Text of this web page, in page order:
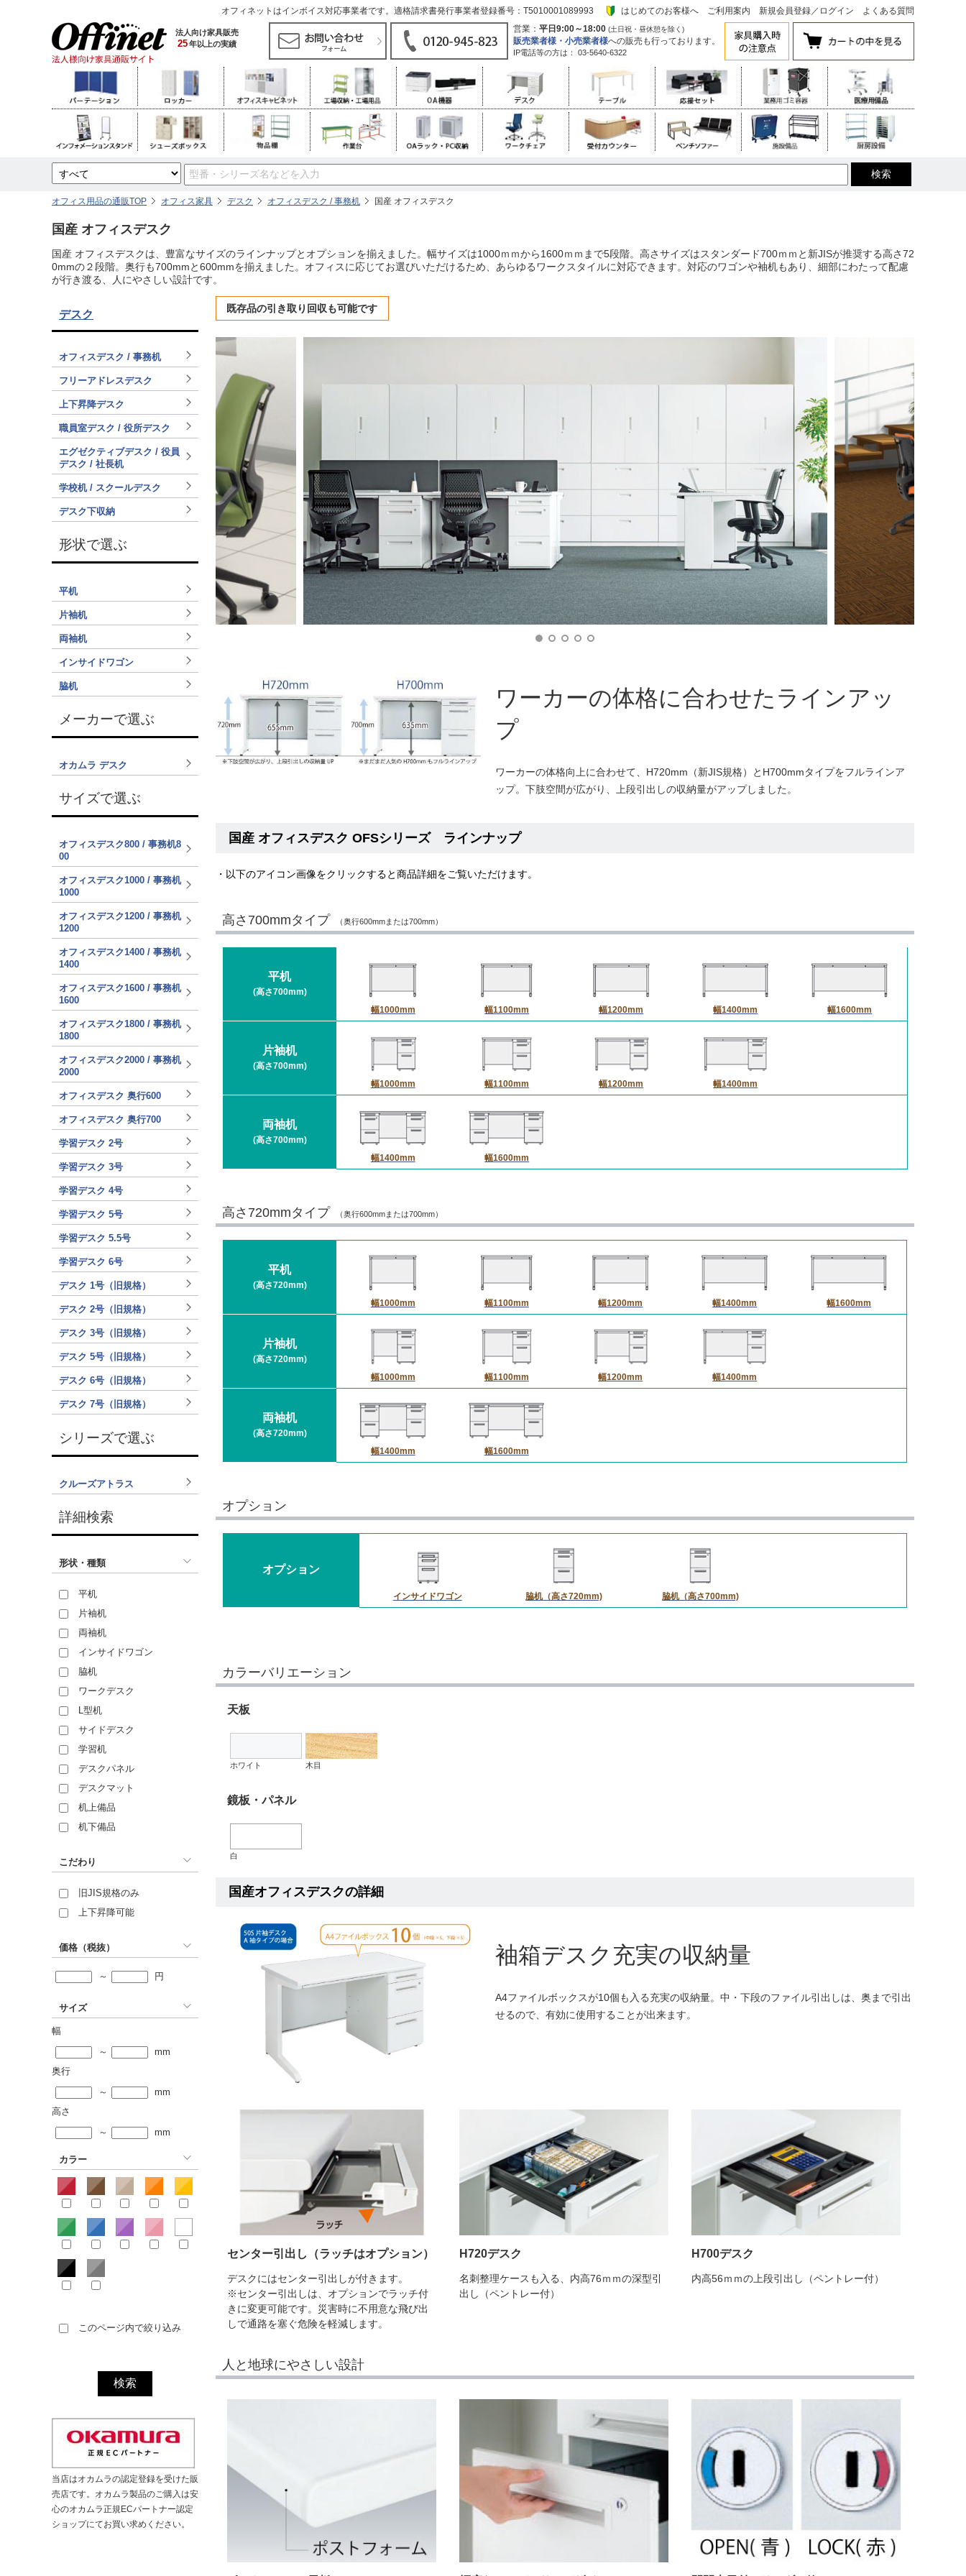
オフィネットはインボイス対応事業者です。適格請求書発行事業者登録番号：T5010001089993 はじめてのお客様へ ご利用案内 新規会員登録／ ログイン よくある質問
法人向け家具販売
25年以上の実績
営業： 平日9:00～18:00 (土日祝・昼休憩を除く)
販売業者様・小売業者様への販売も行っております。
IP電話等の方は： 03-5640-6322
オフィス用品の通販TOP オフィス家具 デスク オフィスデスク / 事務机 国産 オフィスデスク
国産 オフィスデスク
国産 オフィスデスクは、豊富なサイズのラインナップとオプションを揃えました。幅サイズは1000ｍｍから1600ｍｍまで5段階。高さサイズはスタンダード700ｍｍと新JISが推奨する高さ72
0mmの２段階。奥行も700mmと600mmを揃えました。オフィスに応じてお選びいただけるため、あらゆるワークスタイルに対応できます。対応のワゴンや袖机もあり、細部にわたって配慮
が行き渡る、人にやさしい設計です。
既存品の引き取り回収も可能です
ワーカーの体格に合わせたラインアッ
プ
ワーカーの体格向上に合わせて、H720mm（新JIS規格）とH700mmタイプをフルラインア
ップ。下肢空間が広がり、上段引出しの収納量がアップしました。
国産 オフィスデスク OFSシリーズ ラインナップ
・以下のアイコン画像をクリックすると商品詳細をご覧いただけます。
高さ700mmタイプ （奥行600mmまたは700mm）
平机
(高さ700mm)
幅1000mm
幅1100mm 幅1200mm 幅1400mm 幅1600mm
片袖机
(高さ700mm)
幅1000mm
幅1100mm 幅1200mm 幅1400mm
両袖机
(高さ700mm)
幅1400mm
幅1600mm
高さ720mmタイプ （奥行600mmまたは700mm）
平机
(高さ720mm)
幅1000mm
幅1100mm 幅1200mm 幅1400mm 幅1600mm
片袖机
(高さ720mm)
幅1000mm
幅1100mm 幅1200mm 幅1400mm
両袖机
(高さ720mm)
幅1400mm
幅1600mm
オプション
オプション
インサイドワゴン 脇机（高さ720mm) 脇机（高さ700mm)
カラーバリエーション
天板
ホワイト 木目
鏡板・パネル
白
国産オフィスデスクの詳細
袖箱デスク充実の収納量
A4ファイルボックスが10個も入る充実の収納量。中・下段のファイル引出しは、奥まで引出
せるので、有効に使用することが出来ます。
センター引出し（ラッチはオプション）
デスクにはセンター引出しが付きます。
※センター引出しは、オプションでラッチ付
きに変更可能です。災害時に不用意な飛び出
しで通路を塞ぐ危険を軽減します。
H720デスク
名刺整理ケースも入る、内高76ｍｍの深型引
出し（ペントレー付）
H700デスク
内高56ｍｍの上段引出し（ペントレー付）
人と地球にやさしい設計
デスク
オフィスデスク / 事務机
フリーアドレスデスク
上下昇降デスク
職員室デスク / 役所デスク
エグゼクティブデスク / 役員
デスク / 社長机
学校机 / スクールデスク
デスク下収納
形状で選ぶ
平机
片袖机
両袖机
インサイドワゴン
脇机
メーカーで選ぶ
オカムラ デスク
サイズで選ぶ
オフィスデスク800 / 事務机8
00
オフィスデスク1000 / 事務机
1000
オフィスデスク1200 / 事務机
1200
オフィスデスク1400 / 事務机
1400
オフィスデスク1600 / 事務机
1600
オフィスデスク1800 / 事務机
1800
オフィスデスク2000 / 事務机
2000
オフィスデスク 奥行600
オフィスデスク 奥行700
学習デスク 2号
学習デスク 3号
学習デスク 4号
学習デスク 5号
学習デスク 5.5号
学習デスク 6号
デスク 1号（旧規格）
デスク 2号（旧規格）
デスク 3号（旧規格）
デスク 5号（旧規格）
デスク 6号（旧規格）
デスク 7号（旧規格）
シリーズで選ぶ
クルーズアトラス
詳細検索
形状・種類
平机
片袖机
両袖机
インサイドワゴン
脇机
ワークデスク
L型机
サイドデスク
学習机
デスクパネル
デスクマット
机上備品
机下備品
こだわり
旧JIS規格のみ
上下昇降可能
価格（税抜）
～ 円
サイズ
幅
～
mm
奥行
～
mm
高さ
～
mm
カラー
このページ内で絞り込み
当店はオカムラの認定登録を受けた販
売店です。オカムラ製品のご購入は安
心のオカムラ正規ECパートナー認定
ショップにてお買い求めください。